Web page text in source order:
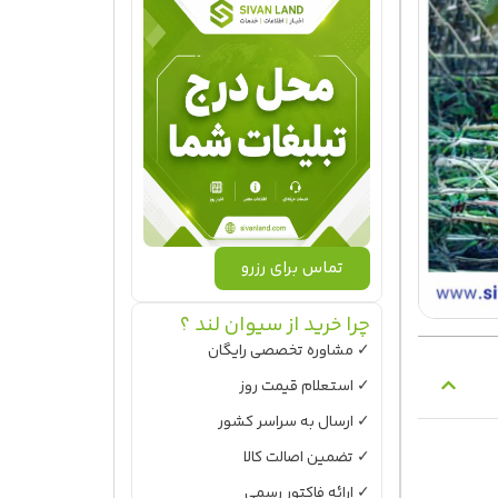
تماس برای رزرو
چرا خرید از سیوان لند ؟
✓ مشاوره تخصصی رایگان
✓ استعلام قیمت روز
✓ ارسال به سراسر کشور
✓ تضمین اصالت کالا